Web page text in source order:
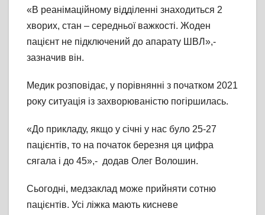
«В реанімаційному відділенні знаходиться 2
хворих, стан – середньої важкості. Жоден
пацієнт не підключений до апарату ШВЛ»,-
зазначив він.
Медик розповідає, у порівнянні з початком 2021
року ситуація із захворюваністю погіршилась.
«До прикладу, якщо у січні у нас було 25-27
пацієнтів, то на початок березня ця цифра
сягала і до 45»,- додав Олег Волошин.
Сьогодні, медзаклад може прийняти сотню
пацієнтів. Усі ліжка мають кисневе